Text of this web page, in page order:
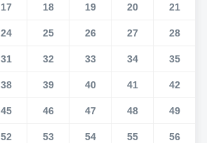
17 18 19 20 21
24 25 26 27 28
31 32 33 34 35
38 39 40 41 42
45 46 47 48 49
52 53 54 55 56